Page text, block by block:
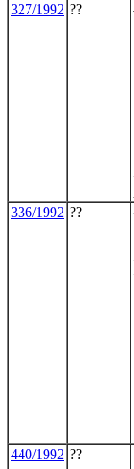
327/1992 ??
336/1992 ??
440/1992 ??